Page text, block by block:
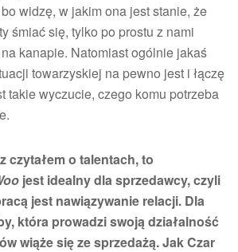
widzę, w jakim ona jest stanie, że
śmiać się, tylko po prostu z nami
kanapie. Natomiast ogólnie jakaś
towarzyskiej na pewno jest i łączę
takie wyczucie, czego komu potrzeba
czytałem o talentach, to
jest idealny dla sprzedawcy, czyli
jest nawiązywanie relacji. Dla
która prowadzi swoją działalność
wiąże się ze sprzedażą. Jak Czar